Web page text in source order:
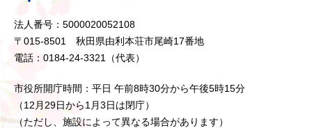
法人番号：5000020052108
〒015-8501 秋田県由利本荘市尾崎17番地
電話：0184-24-3321（代表）
市役所開庁時間：平日 午前8時30分から午後5時15分
（12月29日から1月3日は閉庁）
（ただし、施設によって異なる場合があります）